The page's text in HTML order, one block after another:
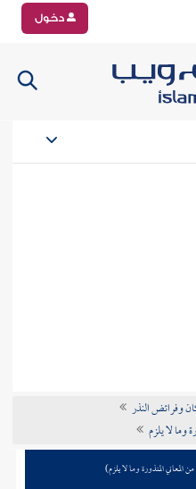
دخول
وفرائض النذر
وما لا يلزم
المنذورة وما لا يلزم)